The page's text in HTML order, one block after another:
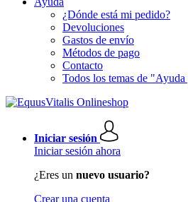
¿Dónde está mi pedido?
Devoluciones
Gastos de envío
Métodos de pago
Contacto
Todos los temas de
Iniciar sesión
Iniciar sesión ahora
¿Eres un nuevo usuario?
Crear una cuenta